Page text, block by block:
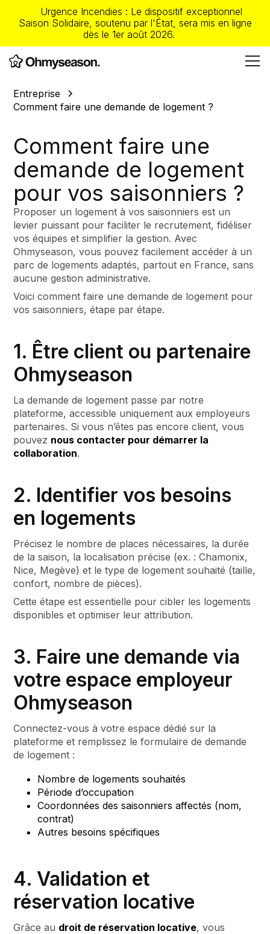
Urgence Incendies : Le dispositif exceptionnel
Saison Solidaire, soutenu par l'État, sera mis en ligne
dès le 1er août 2026.
Entreprise
Comment faire une demande de logement ?
Comment faire une
demande de logement
pour vos saisonniers ?
Proposer un logement à vos saisonniers est un
levier puissant pour faciliter le recrutement, fidéliser
vos équipes et simplifier la gestion. Avec
Ohmyseason, vous pouvez facilement accéder à un
parc de logements adaptés, partout en France, sans
aucune gestion administrative.
Voici comment faire une demande de logement pour
vos saisonniers, étape par étape.
1. Être client ou partenaire
Ohmyseason
La demande de logement passe par notre
plateforme, accessible uniquement aux employeurs
partenaires. Si vous n’êtes pas encore client, vous
pouvez nous contacter pour démarrer la
collaboration.
2. Identifier vos besoins
en logements
Précisez le nombre de places nécessaires, la durée
de la saison, la localisation précise (ex. : Chamonix,
Nice, Megève) et le type de logement souhaité (taille,
confort, nombre de pièces).
Cette étape est essentielle pour cibler les logements
disponibles et optimiser leur attribution.
3. Faire une demande via
votre espace employeur
Ohmyseason
Connectez-vous à votre espace dédié sur la
plateforme et remplissez le formulaire de demande
de logement :
Nombre de logements souhaités
Période d’occupation
Coordonnées des saisonniers affectés (nom,
contrat)
Autres besoins spécifiques
4. Validation et
réservation locative
Grâce au droit de réservation locative, vous